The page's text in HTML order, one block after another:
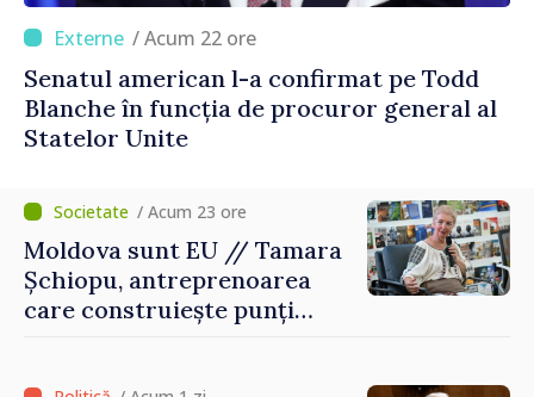
/ Acum 22 ore
Senatul american l-a confirmat pe Todd
Blanche în funcția de procuror general al
Statelor Unite
/ Acum 23 ore
Moldova sunt EU // Tamara
Șchiopu, antreprenoarea
care construiește punți